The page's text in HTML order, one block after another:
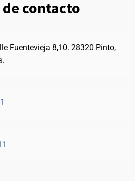
contacto
Fuentevieja 8,10. 28320 Pinto,